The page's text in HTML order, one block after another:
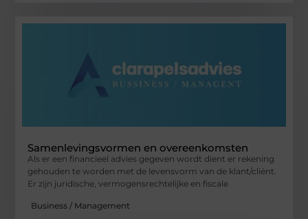
Samenlevingsvormen en overeenkomsten
Als er een financieel advies gegeven wordt dient er rekening
gehouden te worden met de levensvorm van de klant/cliënt.
Er zijn juridische, vermogensrechtelijke en fiscale
Business / Management